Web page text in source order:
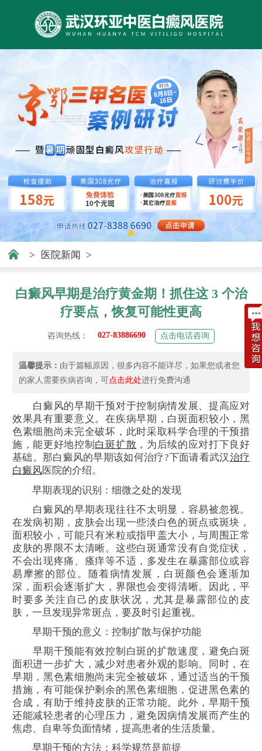
> 医院新闻 >
白癜风早期是治疗黄金期！抓住这 3 个治
疗要点，恢复可能性更高
咨询热线： 027-83886690 点击电话咨询
温馨提示： 由于篇幅原因，很多内容不能详尽，如果您或者您
的家人需要疾病咨询，可点击此处进行免费沟通
白癜风的早期干预对于控制病情发展、提高应对
效果具有重要意义。在疾病早期，白斑面积较小，黑
色素细胞尚未完全破坏，此时采取科学合理的干预措
施，能更好地控制 白斑扩散 ，为后续的应对打下良好
基础。那白癜风的早期该如何治疗?下面请看武汉治疗
白癜风医院的介绍。
早期表现的识别：细微之处的发现
白癜风的早期表现往往不太明显，容易被忽视。
在发病初期，皮肤会出现一些淡白色的斑点或斑块，
面积较小，可能只有米粒或指甲盖大小，与周围正常
皮肤的界限不太清晰。这些白斑通常没有自觉症状，
不会出现疼痛、瘙痒等不适，多发生在暴露部位或容
易摩擦的部位。随着病情发展，白斑颜色会逐渐加
深，面积会逐渐扩大，界限也会变得清晰。因此，平
时要多关注自己的皮肤状况，尤其是暴露部位的皮
肤，一旦发现异常斑点，要及时引起重视。
早期干预的意义：控制扩散与保护功能
早期干预能有效控制白斑的扩散速度，避免白斑
面积进一步扩大，减少对患者外观的影响。同时，在
早期，黑色素细胞尚未完全被破坏，通过适当的干预
措施，有可能保护剩余的黑色素细胞，促进黑色素的
合成，有助于维持皮肤的正常功能。此外，早期干预
还能减轻患者的心理压力，避免因病情发展而产生的
焦虑、自卑等负面情绪，提高患者的生活质量。
早期干预的方法：科学规范是前提